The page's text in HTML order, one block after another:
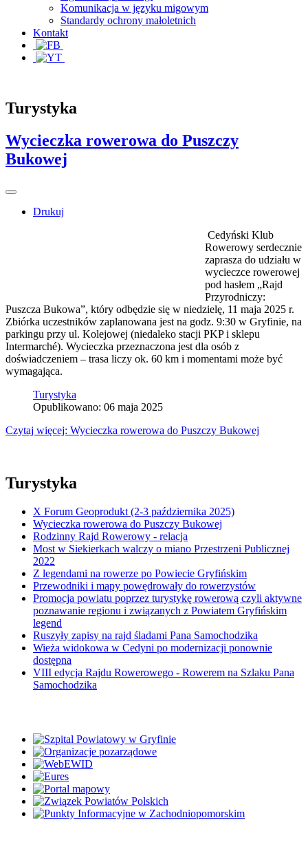
Komunikacja w języku migowym
Standardy ochrony małoletnich
Kontakt
Turystyka
Wycieczka rowerowa do Puszczy
Bukowej
Drukuj
Cedyński Klub
Rowerowy serdecznie
zaprasza do udziału w
wycieczce rowerowej
pod hasłem „Rajd
Przyrodniczy:
Puszcza Bukowa”, który odbędzie się w niedzielę, 11 maja 2025 r.
Zbiórka uczestników zaplanowana jest na godz. 9:30 w Gryfinie, na
parkingu przy ul. Kolejowej (niedaleko stacji PKP i sklepu
Intermarché). Wycieczka przeznaczona jest dla osób z
doświadczeniem – trasa liczy ok. 60 km i momentami może być
wymagająca.
Turystyka
Opublikowano: 06 maja 2025
Czytaj więcej: Wycieczka rowerowa do Puszczy Bukowej
Turystyka
X Forum Geoprodukt (2-3 października 2025)
Wycieczka rowerowa do Puszczy Bukowej
Rodzinny Rajd Rowerowy - relacja
Most w Siekierkach walczy o miano Przestrzeni Publicznej
2022
Z legendami na rowerze po Powiecie Gryfińskim
Przewodniki i mapy powędrowały do rowerzystów
Promocja powiatu poprzez turystykę rowerową czyli aktywne
poznawanie regionu i związanych z Powiatem Gryfińskim
legend
Ruszyły zapisy na rajd śladami Pana Samochodzika
Wieża widokowa w Cedyni po modernizacji ponownie
dostępna
VIII edycja Rajdu Rowerowego - Rowerem na Szlaku Pana
Samochodzika